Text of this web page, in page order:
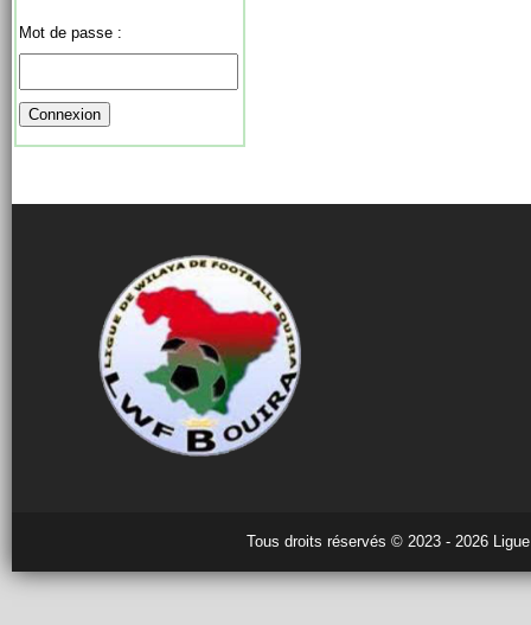
Mot de passe :
Tous droits réservés © 2023 - 2026